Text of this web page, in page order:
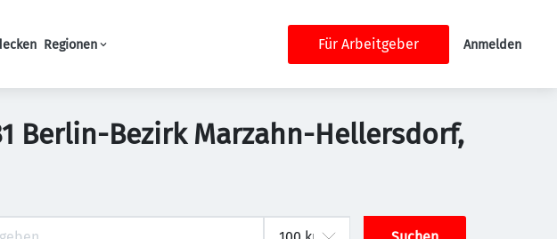
Regionen Für Arbeitgeber Anmelden
Berlin-Bezirk Marzahn-Hellersdorf,